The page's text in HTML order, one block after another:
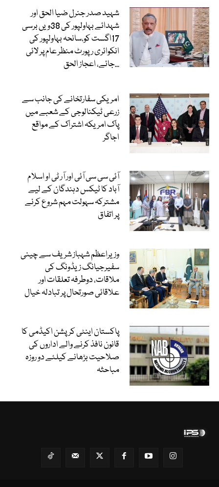
شہید صدر جنرل ضیا الحق اور
شہدائے بہاولپور کی 38ویں برسی
17اگست کو،سانحہ بہاولپور کی
انکوائری رپورٹ منظر عام پر لائی
جائے، اعجاز الحق...
امریکی سفارتخانے کی جانب سے
زرعی ٹیکنالوجی کے شعبے میں
پاک امریکہ اشتراک کے مواقع
اجاگر
آئی سی سی آئی اور آر ٹی او اسلام
آباد کا ٹیکس دہندگان کے لیے
مشترکہ سہولت مہم شروع کرنے
پر اتفاق
وزیراعظم شہباز شریف سے چینی
سفیرجیانگ زیڈونگ کی
ملاقات، دوطرفہ تعلقات اور
علاقائی صورتحال پر تبادلہ خیال
پاکستان اینٹی کرپشن اکیڈمی کا
قانون نافذ کرنے والے اداروں کی
صلاحیت بڑھانے کیلئے دو روزہ
مباحثہ